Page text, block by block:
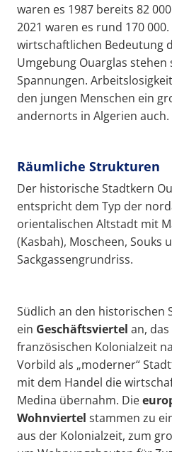
waren es 1987 bereits 82
2021 waren es rund 170
wirtschaftlichen Bedeutung
Umgebung Ouarglas
Spannungen.
den jungen Menschen ein
andernorts in Algerien auch.
Räumliche Strukturen
Der historische Stadtkern
entspricht dem Typ der
orientalischen Altstadt mit
(Kasbah), Moscheen, Souks
Sackgassengrundriss.
Südlich an den historischen
ein Geschäftsviertel an,
französischen Kolonialzeit
Vorbild als „moderner“
mit dem Handel die
Medina übernahm. Die
Wohnviertel stammen zu
aus der Kolonialzeit, zum